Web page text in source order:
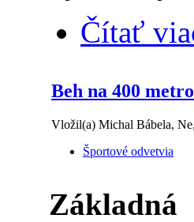
Čítať
Beh na 400
Vložil(a) Michal Bábela,
Športové odvetvia